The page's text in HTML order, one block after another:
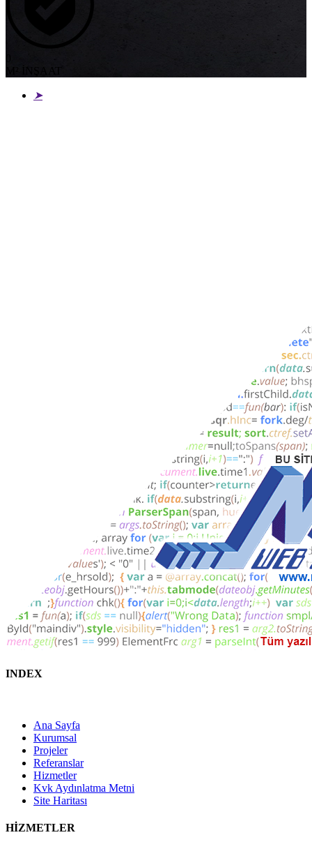
➤
INDEX
Ana Sayfa
Kurumsal
Projeler
Referanslar
Hizmetler
Kvk Aydınlatma Metni
Site Haritası
HİZMETLER